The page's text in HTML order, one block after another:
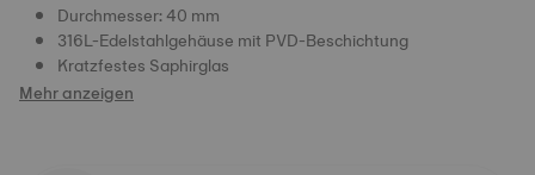
Durchmesser: 40 mm
316L-Edelstahlgehäuse mit PVD-Beschichtung
Kratzfestes Saphirglas
Mehr anzeigen